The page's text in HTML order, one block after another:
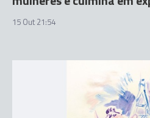
15 Out 21:54